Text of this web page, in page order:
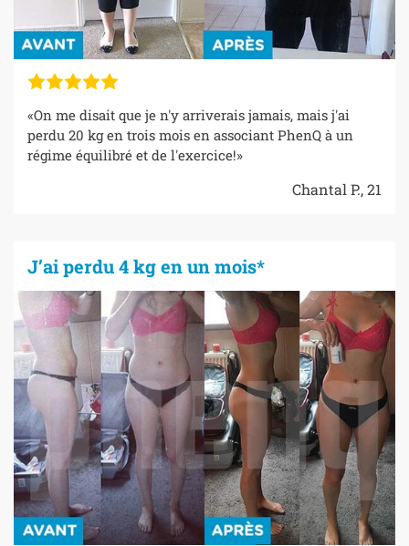
«On me disait que je n'y arriverais jamais, mais j'ai
perdu 20 kg en trois mois en associant PhenQ à un
régime équilibré et de l'exercice!»
Chantal P., 21
J’ai perdu 4 kg en un mois*